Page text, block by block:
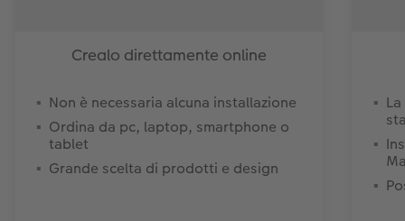
Crealo direttamente online
Non è necessaria alcuna installazione
Ordina da pc, laptop, smartphone o
tablet
Grande scelta di prodotti e design